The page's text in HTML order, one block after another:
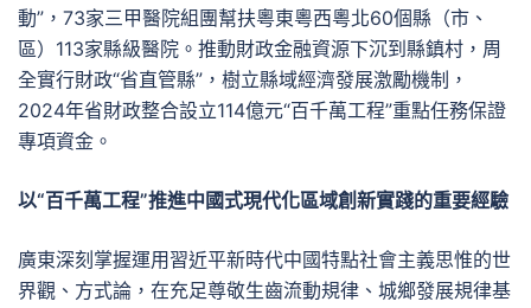
動”，73家三甲醫院組團幫扶粵東粵西粵北60個縣（市、
區）113家縣級醫院。推動財政金融資源下沉到縣鎮村，周
全實行財政“省直管縣”，樹立縣域經濟發展激勵機制，
2024年省財政整合設立114億元“百千萬工程”重點任務保證
專項資金。
以“百千萬工程”推進中國式現代化區域創新實踐的重要經驗
廣東深刻掌握運用習近平新時代中國特點社會主義思惟的世
界觀、方式論，在充足尊敬生齒流動規律、城鄉發展規律基